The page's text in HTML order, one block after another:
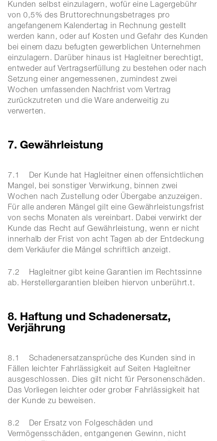
Kunden selbst einzulagern, wofür eine Lagergebühr
von 0,5% des Bruttorechnungsbetrages pro
angefangenem Kalendertag in Rechnung gestellt
werden kann, oder auf Kosten und Gefahr des Kunden
bei einem dazu befugten gewerblichen Unternehmen
einzulagern. Darüber hinaus ist Hagleitner berechtigt,
entweder auf Vertragserfüllung zu bestehen oder nach
Setzung einer angemessenen, zumindest zwei
Wochen umfassenden Nachfrist vom Vertrag
zurückzutreten und die Ware anderweitig zu
verwerten.
7. Gewährleistung
7.1 Der Kunde hat Hagleitner einen offensichtlichen
Mangel, bei sonstiger Verwirkung, binnen zwei
Wochen nach Zustellung oder Übergabe anzuzeigen.
Für alle anderen Mängel gilt eine Gewährleistungsfrist
von sechs Monaten als vereinbart. Dabei verwirkt der
Kunde das Recht auf Gewährleistung, wenn er nicht
innerhalb der Frist von acht Tagen ab der Entdeckung
dem Verkäufer die Mängel schriftlich anzeigt.
7.2 Hagleitner gibt keine Garantien im Rechtssinne
ab. Herstellergarantien bleiben hiervon unberührt.t.
8. Haftung und Schadenersatz,
Verjährung
8.1 Schadenersatzansprüche des Kunden sind in
Fällen leichter Fahrlässigkeit auf Seiten Hagleitner
ausgeschlossen. Dies gilt nicht für Personenschäden.
Das Vorliegen leichter oder grober Fahrlässigkeit hat
der Kunde zu beweisen.
8.2 Der Ersatz von Folgeschäden und
Vermögensschäden, entgangenen Gewinn, nicht